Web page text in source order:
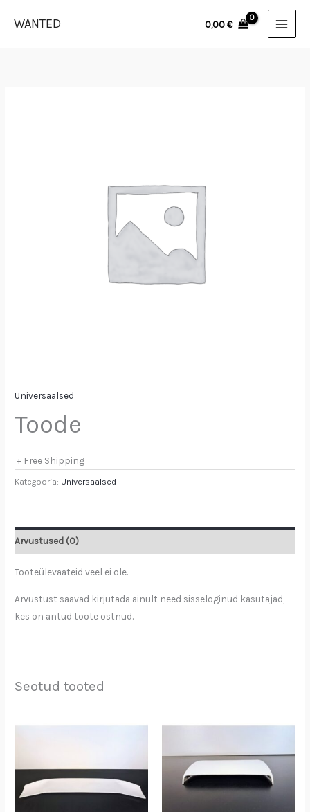
WANTED 0,00€
Universaalsed
Toode
+ Free Shipping
Kategooria: Universaalsed
Arvustused (0)
Tooteülevaateid veel ei ole.
Arvustust saavad kirjutada ainult need sisseloginud kasutajad,
kes on antud toote ostnud.
Seotud tooted